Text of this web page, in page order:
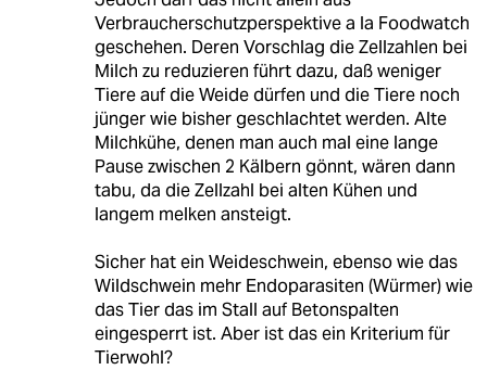
Verbraucherschutzperspektive a la Foodwatch
geschehen. Deren Vorschlag die Zellzahlen bei
Milch zu reduzieren führt dazu, daß weniger
Tiere auf die Weide dürfen und die Tiere noch
jünger wie bisher geschlachtet werden. Alte
Milchkühe, denen man auch mal eine lange
Pause zwischen 2 Kälbern gönnt, wären dann
tabu, da die Zellzahl bei alten Kühen und
langem melken ansteigt.
Sicher hat ein Weideschwein, ebenso wie das
Wildschwein mehr Endoparasiten (Würmer) wie
das Tier das im Stall auf Betonspalten
eingesperrt ist. Aber ist das ein Kriterium für
Tierwohl?